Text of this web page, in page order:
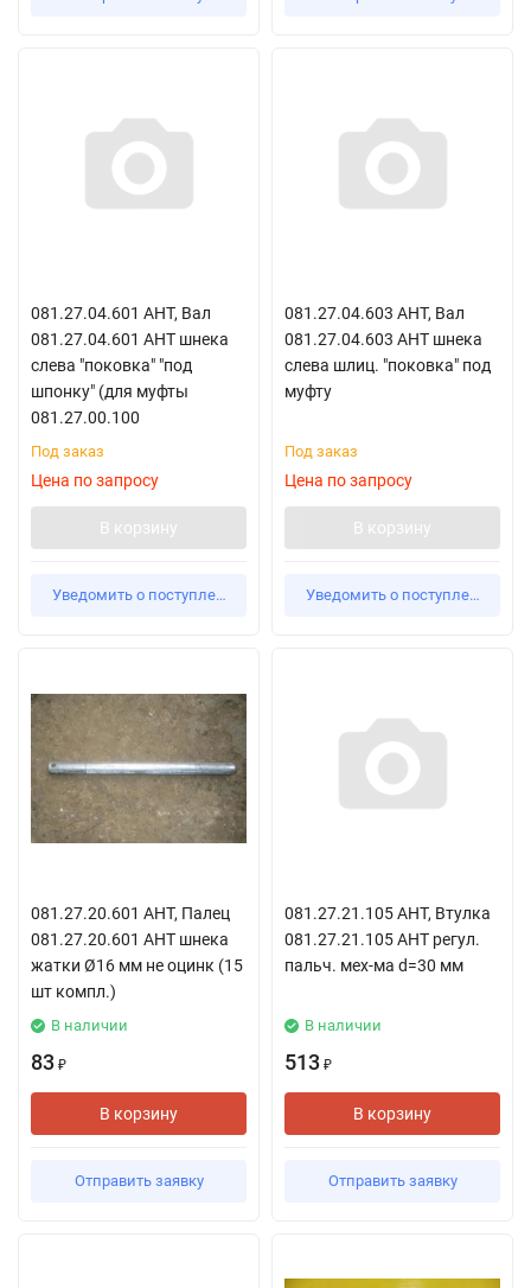
081.27.04.601 АНТ, Вал
081.27.04.601 АНТ шнека
слева "поковка" "под
шпонку" (для муфты
081.27.00.100
Под заказ
Цена по запросу
В корзину
Уведомить о поступлении
081.27.04.603 АНТ, Вал
081.27.04.603 АНТ шнека
слева шлиц. "поковка" под
муфту
Под заказ
Цена по запросу
В корзину
Уведомить о поступлении
081.27.20.601 АНТ, Палец
081.27.20.601 АНТ шнека
жатки Ø16 мм не оцинк (15
шт компл.)
В наличии
83 ₽
В корзину
Отправить заявку
081.27.21.105 АНТ, Втулка
081.27.21.105 АНТ регул.
пальч. мех-ма d=30 мм
В наличии
513 ₽
В корзину
Отправить заявку